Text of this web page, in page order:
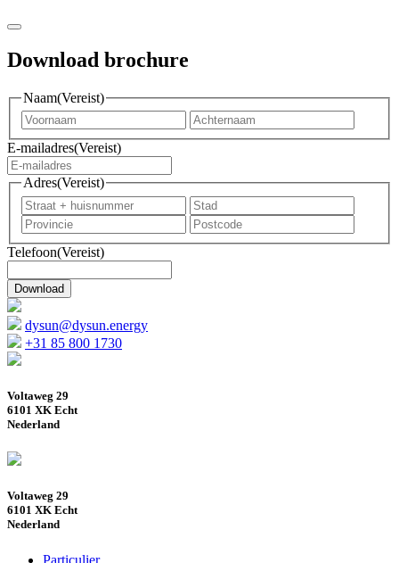
Download brochure
Naam(Vereist)
Voornaam
E-mailadres(Vereist)
Adres(Vereist)
Straat
+
huisnummer
Provincie
Telefoon(Vereist)
dysun@dysun.energy
+31 85 800 1730
Voltaweg 29
6101 XK Echt
Nederland
Voltaweg 29
6101 XK Echt
Nederland
Particulier